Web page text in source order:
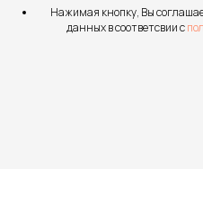
Нажимая кнопку, Вы
данных в соответсвии с